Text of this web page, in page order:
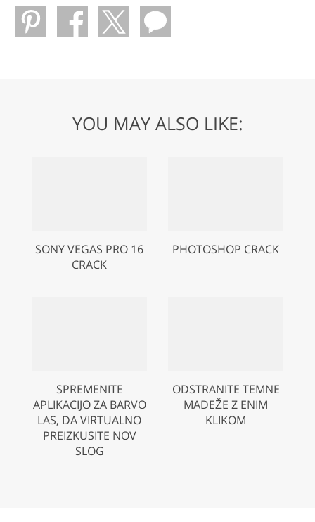
YOU MAY ALSO LIKE:
SONY VEGAS PRO 16
CRACK
PHOTOSHOP CRACK
SPREMENITE
APLIKACIJO ZA BARVO
LAS, DA VIRTUALNO
PREIZKUSITE NOV
SLOG
ODSTRANITE TEMNE
MADEŽE Z ENIM
KLIKOM